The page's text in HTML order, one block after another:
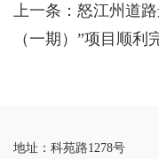
上一条： 怒江州道
（一期）”项目顺利
地址：科苑路1278号